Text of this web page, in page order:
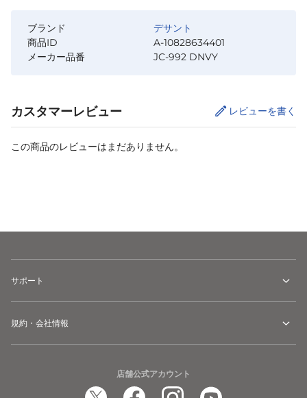
ブランド
デサント
商品ID
A-10828634401
メーカー品番
JC-992 DNVY
カスタマーレビュー レビューを書く
この商品のレビューはまだありません。
サポート
規約・会社情報
店舗公式アカウント